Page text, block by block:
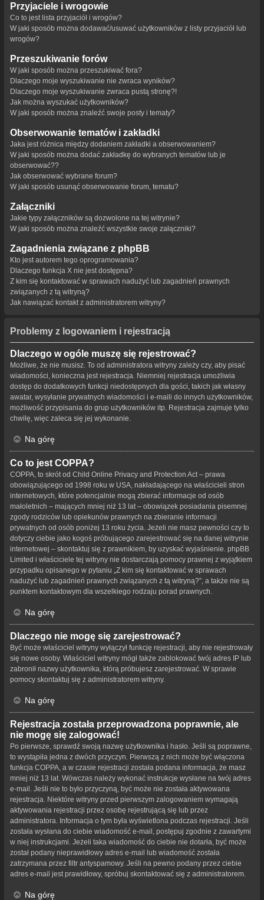
Przyjaciele i wrogowie
Co to jest lista przyjaciół i wrogów?
W jaki sposób można dodawać/usuwać użytkowników z listy przyjaciół lub
wrogów?
Przeszukiwanie forów
W jaki sposób można przeszukiwać fora?
Dlaczego moje wyszukiwanie nie zwraca wyników?
Dlaczego moje wyszukiwanie zwraca pustą stronę?!
Jak można wyszukać użytkowników?
W jaki sposób można znaleźć swoje posty i tematy?
Obserwowanie tematów i zakładki
Jaka jest różnica między dodaniem zakładki a obserwowaniem?
W jaki sposób można dodać zakładkę do wybranych tematów lub je
obserwować??
Jak obserwować wybrane forum?
W jaki sposób usunąć obserwowanie forum, tematu?
Załączniki
Jakie typy załączników są dozwolone na tej witrynie?
W jaki sposób można znaleźć wszystkie swoje załączniki?
Zagadnienia związane z phpBB
Kto jest autorem tego oprogramowania?
Dlaczego funkcja X nie jest dostępna?
Z kim się kontaktować w sprawach nadużyć lub zagadnień prawnych
związanych z tą witryną?
Jak nawiązać kontakt z administratorem witryny?
Problemy z logowaniem i rejestracją
Dlaczego w ogóle muszę się rejestrować?
Możliwe, że nie musisz. To od administratora witryny zależy czy, aby pisać
wiadomości, konieczna jest rejestracja. Niemniej rejestracja umożliwia
dostęp do dodatkowych funkcji niedostępnych dla gości, takich jak własny
awatar, wysyłanie prywatnych wiadomości i e-maili do innych użytkowników,
możliwość przypisania do grup użytkowników itp. Rejestracja zajmuje tylko
chwilę, więc zaleca się jej wykonanie.
Na górę
Co to jest COPPA?
COPPA, to skrót od Child Online Privacy and Protection Act – prawa
obowiązującego od 1998 roku w USA, nakładającego na właścicieli stron
internetowych, które potencjalnie mogą zbierać informacje od osób
małoletnich – mających mniej niż 13 lat – obowiązek posiadania pisemnej
zgody rodziców lub opiekunów prawnych na zbieranie informacji
prywatnych od osób poniżej 13 roku życia. Jeżeli nie masz pewności czy to
dotyczy ciebie jako kogoś próbującego zarejestrować się na danej witrynie
internetowej – skontaktuj się z prawnikiem, by uzyskać wyjaśnienie. phpBB
Limited i właściciele tej witryny nie dostarczają pomocy prawnej z wyjątkiem
przypadku opisanego w pytaniu „Z kim się kontaktować w sprawach
nadużyć lub zagadnień prawnych związanych z tą witryną?”, a także nie są
punktem kontaktowym dla wszelkiego rodzaju porad prawnych.
Na górę
Dlaczego nie mogę się zarejestrować?
Być może właściciel witryny wyłączył funkcję rejestracji, aby nie rejestrowały
się nowe osoby. Właściciel witryny mógł także zablokować twój adres IP lub
zabronił nazwy użytkownika, którą próbujesz zarejestrować. W sprawie
pomocy skontaktuj się z administratorem witryny.
Na górę
Rejestracja została przeprowadzona poprawnie, ale
nie mogę się zalogować!
Po pierwsze, sprawdź swoją nazwę użytkownika i hasło. Jeśli są poprawne,
to wystąpiła jedna z dwóch przyczyn. Pierwszą z nich może być włączona
funkcja COPPA, a w czasie rejestracji została podana informacja, że masz
mniej niż 13 lat. Wówczas należy wykonać instrukcje wysłane na twój adres
e-mail. Jeśli nie to było przyczyną, być może nie została aktywowana
rejestracja. Niektóre witryny przed pierwszym zalogowaniem wymagają
aktywowania rejestracji przez osobę rejestrującą się lub przez
administratora. Informacja o tym była wyświetlona podczas rejestracji. Jeśli
została wysłana do ciebie wiadomość e-mail, postępuj zgodnie z zawartymi
w niej instrukcjami. Jeżeli taka wiadomość do ciebie nie dotarła, być może
został podany nieprawidłowy adres e-mail lub wiadomość została
zatrzymana przez filtr antyspamowy. Jeśli na pewno podany przez ciebie
adres e-mail jest prawidłowy, spróbuj skontaktować się z administratorem.
Na górę